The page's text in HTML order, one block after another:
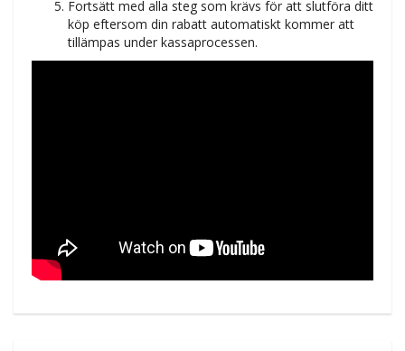
Fortsätt med alla steg som krävs för att slutföra ditt
köp eftersom din rabatt automatiskt kommer att
tillämpas under kassaprocessen.